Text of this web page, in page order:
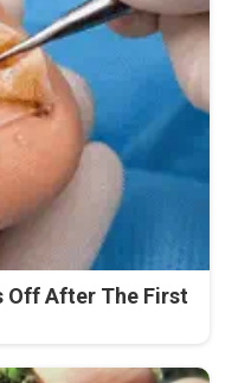
Off After The First